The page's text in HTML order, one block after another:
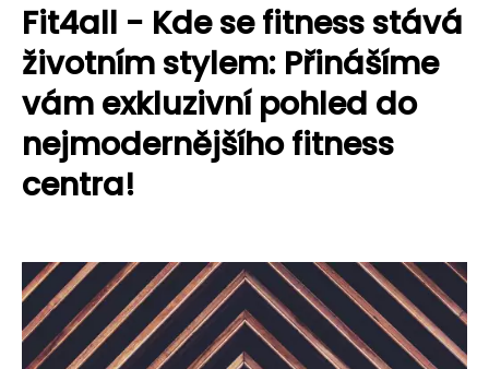
Fit4all - Kde se fitness stává
životním stylem: Přinášíme
vám exkluzivní pohled do
nejmodernějšího fitness
centra!